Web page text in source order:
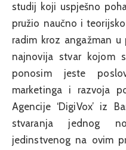
studij koji uspješno
pružio naučno i
radim kroz angažman
najnovija stvar kojom
ponosim jeste
marketinga i razvoja
Agencije ‘DigiVox’ iz
stvaranja jednog
jedinstvenog na ovim